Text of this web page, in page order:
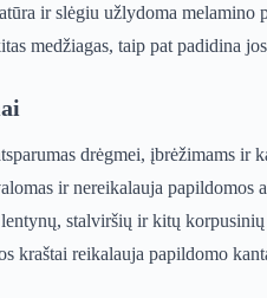
ir slėgiu užlydoma
medžiagas, taip pat padidina
drėgmei, įbrėžimams ir
ir nereikalauja papildomos
stalviršių ir kitų
kraštai reikalauja papildomo